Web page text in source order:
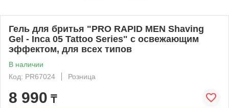
Гель для бритья "PRO RAPID MEN Shaving
Gel - Inca 05 Tattoo Series" с освежающим
эффектом, для всех типов
В наличии
Код: PR67024
Розница
8 990 ₸